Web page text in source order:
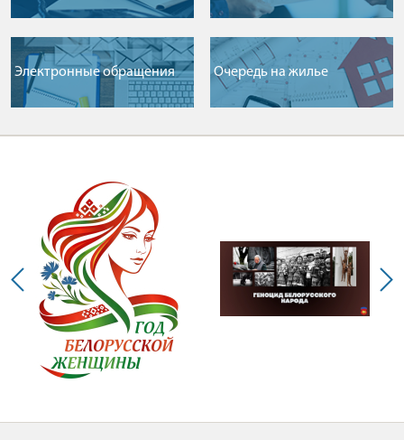
Электронные обращения Очередь на жилье